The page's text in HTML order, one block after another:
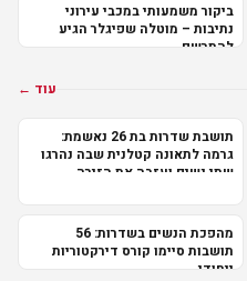
ביקור משמעותי במכבי עירוני
נתיבות – מוטלה שפיגלר הגיע
להתרשם
עוד ←
תושבת שדרות בת 26 נאשמת:
גרמה לתאונה קטלנית שבה נהרגו
שתי נשים ועזבה את הזירה
מהפכת הנשים בשדרות: 56
תושבות סיימו קורס דירקטוריות
ייחודי